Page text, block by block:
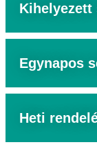
Kihelyezett
Egynapos
Heti